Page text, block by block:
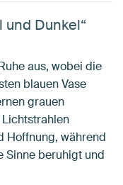
Dunkel“
aus, wobei die
blauen Vase
grauen
Hoffnung, während
Sinne beruhigt und